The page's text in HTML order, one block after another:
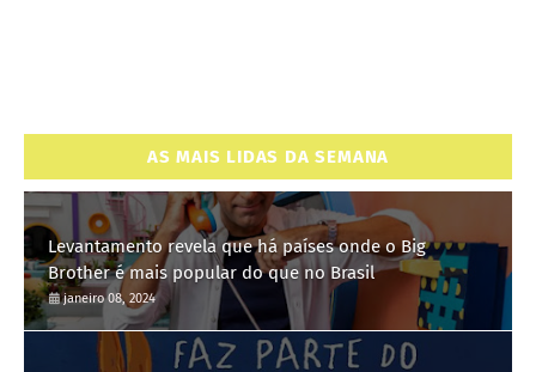
AS MAIS LIDAS DA SEMANA
Levantamento revela que há países onde o Big
Brother é mais popular do que no Brasil
janeiro 08, 2024